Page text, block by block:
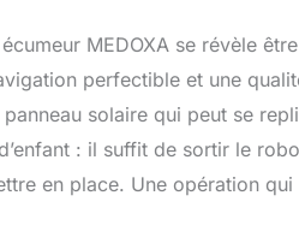
MEDOXA se révèle
perfectible et une
solaire qui peut se
: il suffit de sortir le
en place. Une opération